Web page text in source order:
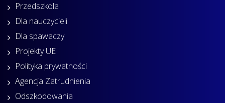
Przedszkola
Dla nauczycieli
Dla spawaczy
Projekty UE
Polityka prywatności
Agencja Zatrudnienia
Odszkodowania